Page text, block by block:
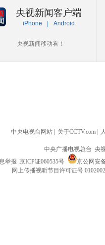
央视新闻客户端
iPhone Android
央视新闻移动看！
中央电视台网站 关于CCTV.com
中央广播电视总台 央
举报 京ICP证060535号
京公网安
网上传播视听节目许可证号